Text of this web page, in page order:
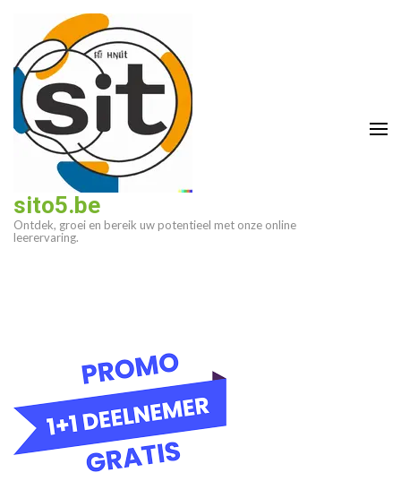
inhoud
(druk
enter)
sito5.be
Ontdek, groei en bereik uw potentieel met onze online
leerervaring.